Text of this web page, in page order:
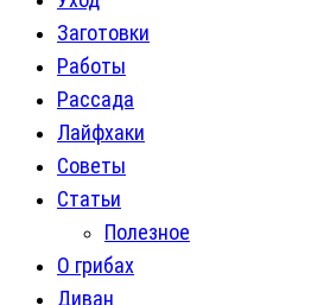
Заготовки
Работы
Рассада
Лайфхаки
Советы
Статьи
Полезное
О грибах
Диван